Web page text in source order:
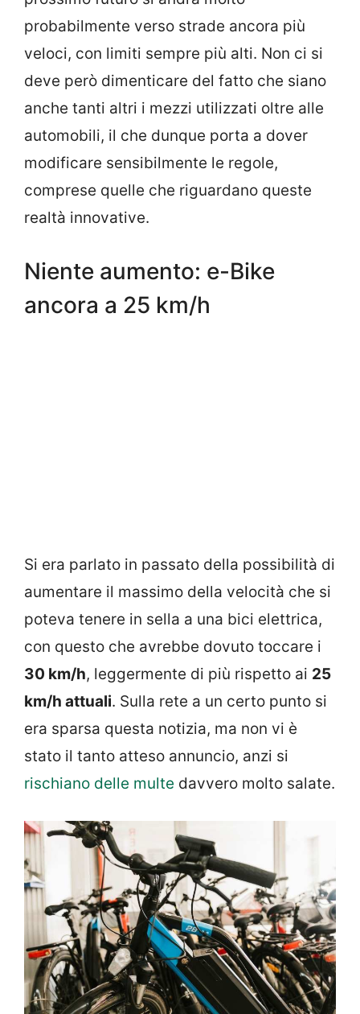
probabilmente verso strade ancora più
veloci, con limiti sempre più alti. Non ci si
deve però dimenticare del fatto che siano
anche tanti altri i mezzi utilizzati oltre alle
automobili, il che dunque porta a dover
modificare sensibilmente le regole,
comprese quelle che riguardano queste
realtà innovative.
Niente aumento: e-Bike
ancora a 25 km/h
Si era parlato in passato della possibilità di
aumentare il massimo della velocità che si
poteva tenere in sella a una bici elettrica,
con questo che avrebbe dovuto toccare i
30 km/h, leggermente di più rispetto ai 25
km/h attuali. Sulla rete a un certo punto si
era sparsa questa notizia, ma non vi è
stato il tanto atteso annuncio, anzi si
rischiano delle multe davvero molto salate.